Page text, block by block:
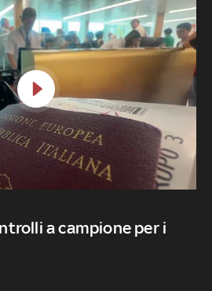
a campione per i